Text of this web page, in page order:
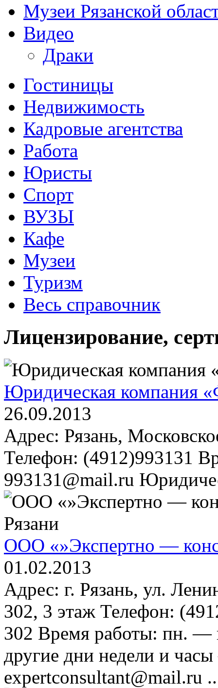
Музеи Рязанской
Видео
Драки
Гостиницы
Недвижимость
Кадровые агентства
Работа
Юристы
Спорт
ВУЗЫ
Кафе
Музеи
Туризм
Весь справочник
Лицензирование,
Юридическая компания
26.09.2013
Адрес: Рязань,
Телефон: (4912)993131
993131@mail.ru
ООО «»Экспертно —
01.02.2013
Адрес: г. Рязань, ул.
302, 3 этаж Телефон:
302 Время работы: пн.
другие дни недели и
expertconsultant@mail.ru